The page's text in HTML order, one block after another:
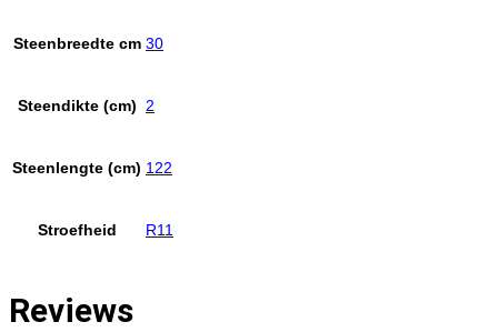
Steenbreedte cm 30
Steendikte (cm) 2
Steenlengte (cm) 122
Stroefheid R11
Reviews